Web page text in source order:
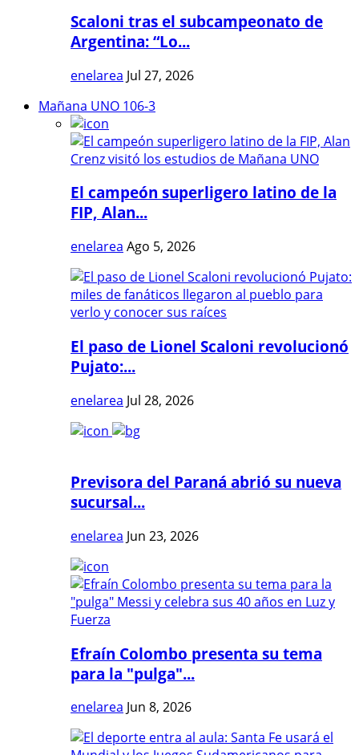
Scaloni tras el subcampeonato de
Argentina: “Lo...
enelarea Jul 27, 2026
Mañana UNO 106-3
El campeón superligero latino de la
FIP, Alan...
enelarea Ago 5, 2026
El paso de Lionel Scaloni revolucionó
Pujato:...
enelarea Jul 28, 2026
Previsora del Paraná abrió su nueva
sucursal...
enelarea Jun 23, 2026
Efraín Colombo presenta su tema
para la "pulga"...
enelarea Jun 8, 2026